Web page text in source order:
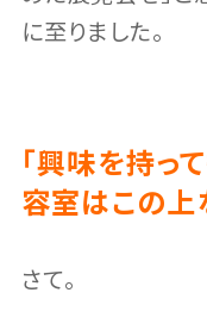
に至りました。
「興味を持っ
容室はこの上
さて。